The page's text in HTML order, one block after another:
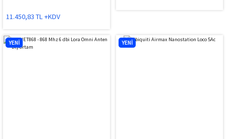
11.450,83 TL +KDV
YENİ YENİ